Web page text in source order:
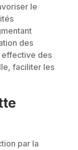
le
des
effective des
faciliter les
par la